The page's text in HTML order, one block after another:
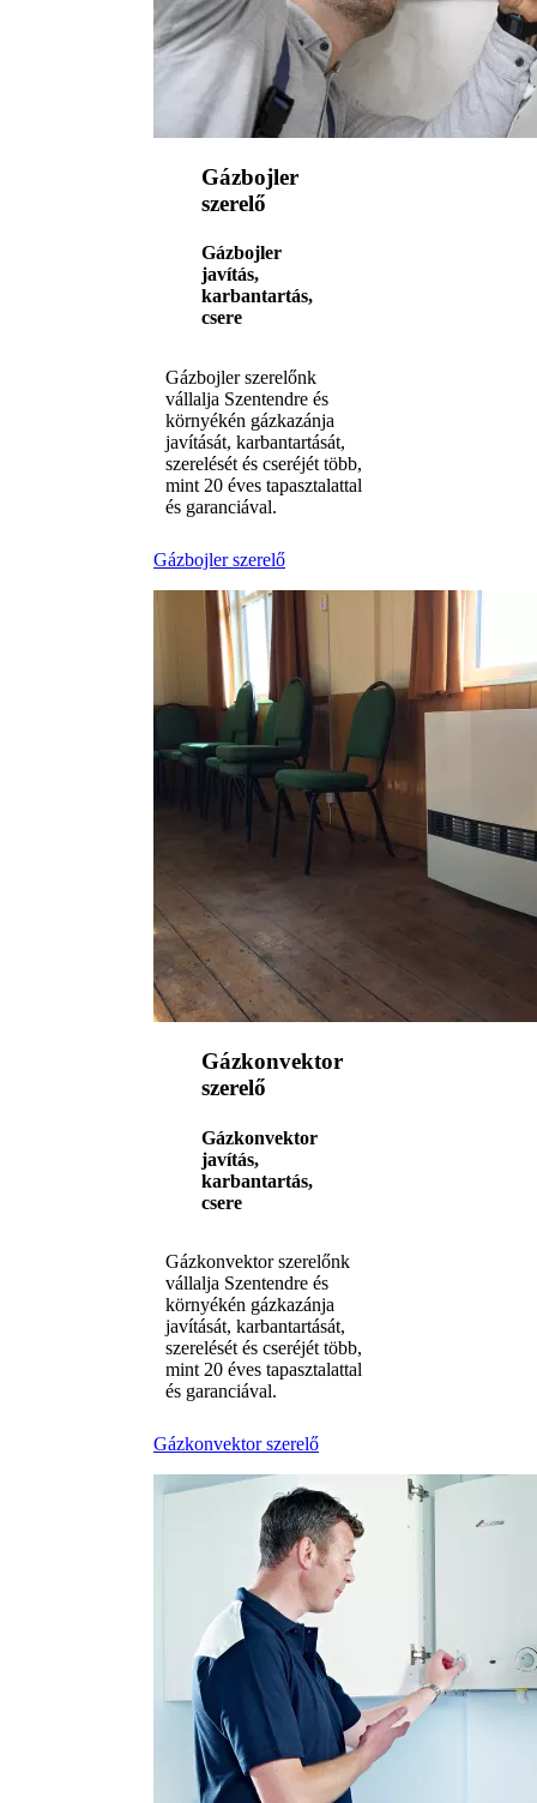
Gázbojler
szerelő
Gázbojler
javítás,
karbantartás,
csere
Gázbojler szerelőnk
vállalja Szentendre és
környékén gázkazánja
javítását, karbantartását,
szerelését és cseréjét több,
mint 20 éves tapasztalattal
és garanciával.
Gázbojler szerelő
Gázkonvektor
szerelő
Gázkonvektor
javítás,
karbantartás,
csere
Gázkonvektor szerelőnk
vállalja Szentendre és
környékén gázkazánja
javítását, karbantartását,
szerelését és cseréjét több,
mint 20 éves tapasztalattal
és garanciával.
Gázkonvektor szerelő